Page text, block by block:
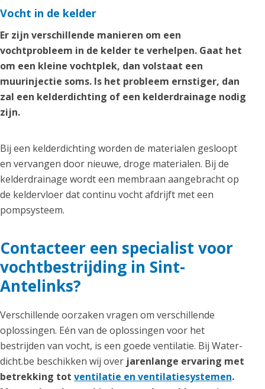
Vocht in de kelder
Er zijn verschillende manieren om een
vochtprobleem in de kelder te verhelpen. Gaat het
om een kleine vochtplek, dan volstaat een
muurinjectie soms. Is het probleem ernstiger, dan
zal een kelderdichting of een kelderdrainage nodig
zijn.
Bij een kelderdichting worden de materialen gesloopt
en vervangen door nieuwe, droge materialen. Bij de
kelderdrainage wordt een membraan aangebracht op
de keldervloer dat continu vocht afdrijft met een
pompsysteem.
Contacteer een specialist voor
vochtbestrijding in Sint-
Antelinks?
Verschillende oorzaken vragen om verschillende
oplossingen. Eén van de oplossingen voor het
bestrijden van vocht, is een goede ventilatie. Bij Water-
dicht.be beschikken wij over jarenlange ervaring met
betrekking tot ventilatie en ventilatiesystemen.